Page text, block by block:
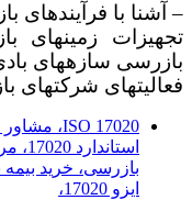
– آشنا با فرآیند­های
تجهیزات زمین­های
بازرسی سازه­های
فعالیتهای شرکت­های
بازرسی، خرید
ایزو 17020،